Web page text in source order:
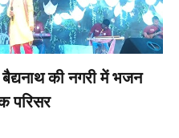
की नगरी में भजन
परिसर